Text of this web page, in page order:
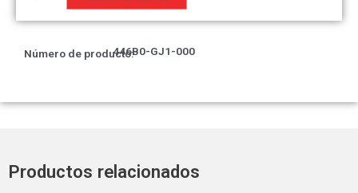
cantidad
Número de producto:446B0-GJ1-000
Productos relacionados